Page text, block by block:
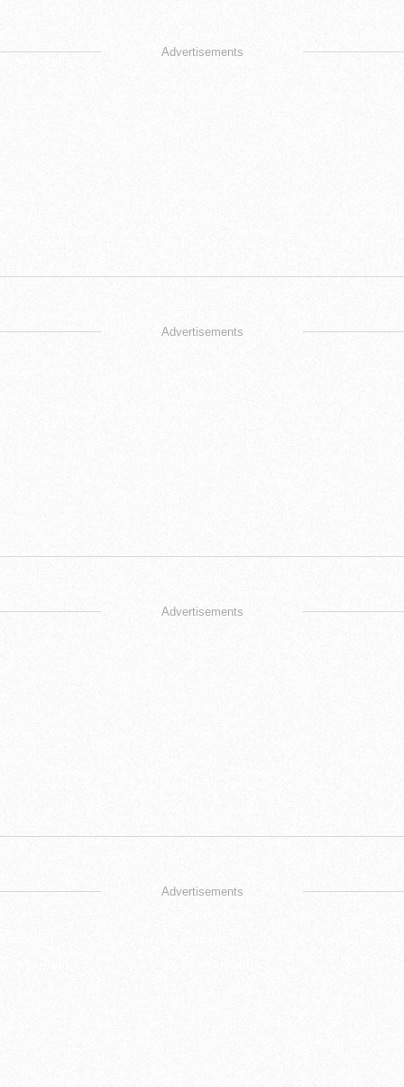
Advertisements
Advertisements
Advertisements
Advertisements